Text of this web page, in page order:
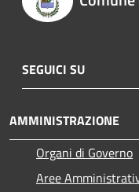
SEGUICI SU
AMMINISTRAZIONE
Organi di Governo
Aree